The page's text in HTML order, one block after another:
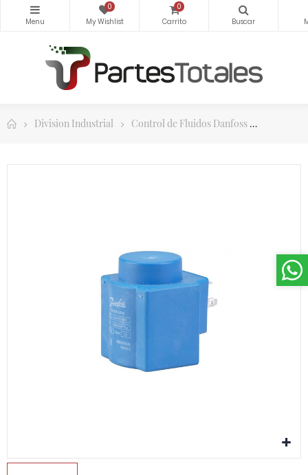
0 0
Division Industrial Control de Fluidos Danfoss